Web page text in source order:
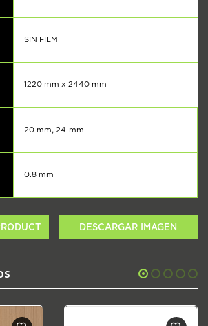
SIN FILM
1220 mm x 2440 mm
20 mm,24 mm
0.8 mm
DESCARGAR IMAGEN